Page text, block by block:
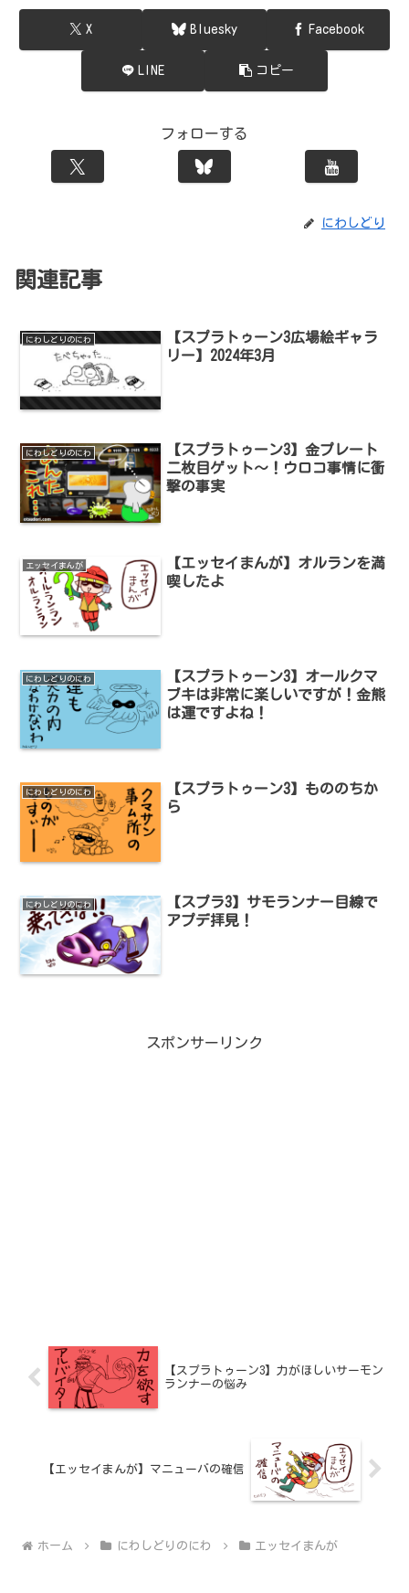
X Bluesky Facebook
LINE コピー
フォローする
にわしどり
関連記事
にわしどりのにわ
【スプラトゥーン3広場絵ギャラ
リー】2024年3月
にわしどりのにわ
【スプラトゥーン3】金プレート
二枚目ゲット～！ウロコ事情に衝
撃の事実
エッセイまんが
【エッセイまんが】オルランを満
喫したよ
にわしどりのにわ
【スプラトゥーン3】オールクマ
ブキは非常に楽しいですが！金熊
は運ですよね！
にわしどりのにわ
【スプラトゥーン3】もののちか
ら
にわしどりのにわ
【スプラ3】サモランナー目線で
アプデ拝見！
スポンサーリンク
【スプラトゥーン3】力がほしいサーモン
ランナーの悩み
【エッセイまんが】マニューバの確信
ホーム にわしどりのにわ エッセイまんが